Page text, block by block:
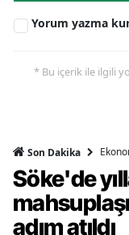
Yorum yazma
* Bu içerik ile ilgili
Son Dakika
Söke'de
adım atıldı